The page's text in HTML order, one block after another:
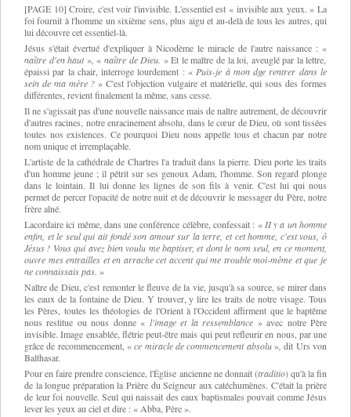
[PAGE 10] Croire, c'est voir l'invisible. L'essentiel est « invisible aux yeux. » La
foi fournit à l'homme un sixième sens, plus aigu et au-delà de tous les autres, qui
lui découvre cet essentiel-là.
Jésus s'était évertué d'expliquer à Nicodème le miracle de l'autre naissance : «
naître d'en haut», « naître de Dieu. »Et le maître de la loi, aveuglé par la lettre,
épaissi par la chair, interroge lourdement : « Puis-je à mon dge rentrer dans le
sein de ma mère ?»C'est l'objection vulgaire et matérielle, qui sous des formes
différentes, revient finalement la même, sans cesse.
Il ne s'agissait pas d'une nouvelle naissance mais de naître autrement, de découvrir
d'autres racines, notre enracinement absolu, dans le cœur de Dieu, où sont tissées
toutes nos existences. Ce pourquoi Dieu nous appelle tous et chacun par notre
nom unique et irremplaçable.
L'artiste de la cathédrale de Chartres l'a traduit dans la pierre. Dieu porte les traits
d'un homme jeune ; il pétrit sur ses genoux Adam, l'homme. Son regard plonge
dans le lointain. Il lui donne les lignes de son fils à venir. C'est lui qui nous
permet de percer l'opacité de notre nuit et de découvrir le messager du Père, notre
frère aîné.
Lacordaire ici même, dans une conférence célèbre, confessait : «II y a un homme
enfin, et le seul qui ait fondé son amour sur la terre, et cet homme, c'est vous, ô
Jésus ! Vous qui avez bien voulu me baptiser, et dont le nom seul, en ce moment,
ouvre mes entrailles et en arrache cet accent qui me trouble moi-même et que je
ne connaissais pas. »
Naître de Dieu, c'est remonter le fleuve de la vie, jusqu'à sa source, se mirer dans
les eaux de la fontaine de Dieu. Y trouver, y lire les traits de notre visage. Tous
les Pères, toutes les théologies de l'Orient à l'Occident affirment que le baptême
nous restitue ou nous donne « l'image et la ressemblance »avec notre Père
invisible. Image ensablée, flétrie peut-être mais qui peut refleurir en nous, par une
grâce de recommencement, «ce miracle de commencement absolu» ,dit Urs von
Balthasar.
Pour en faire prendre conscience, l'Église ancienne ne donnait (traditio) qu'à la fin
de la longue préparation la Prière du Seigneur aux catéchumènes. C'était la prière
de leur foi nouvelle. Seul qui naissait des eaux baptismales pouvait comme Jésus
lever les yeux au ciel et dire : « Abba, Père ».